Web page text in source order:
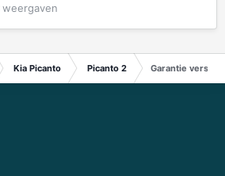
weergaven
Kia Picanto Picanto 2 Garantie versus